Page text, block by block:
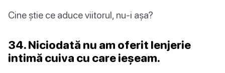
Cine știe ce aduce viitorul, nu-i așa?
34. Niciodată nu am oferit lenjerie
intimă cuiva cu care ieșeam.